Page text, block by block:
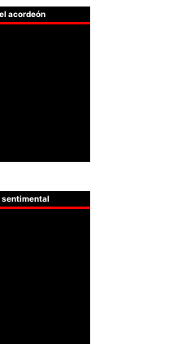
acordeón
sentimental